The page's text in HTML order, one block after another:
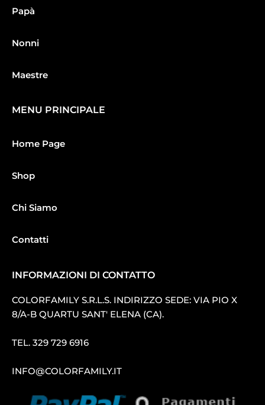
Papà
Nonni
Maestre
MENU PRINCIPALE
Home Page
Shop
Chi Siamo
Contatti
INFORMAZIONI DI CONTATTO
COLORFAMILY S.R.L.S. INDIRIZZO SEDE: VIA PIO X
8/A-B QUARTU SANT′ ELENA (CA).
TEL. 329 729 6916
INFO@COLORFAMILY.IT